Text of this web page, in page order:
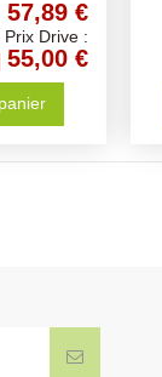
57,89 €
Prix Drive :
55,00 €